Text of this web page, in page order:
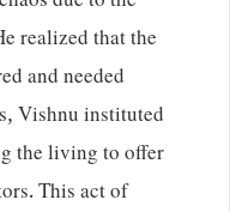
realized that the
and needed
Vishnu instituted
the living to offer
This act of